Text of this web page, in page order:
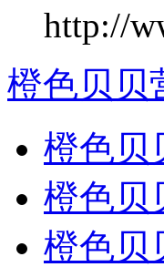
http://
橙色贝贝
橙色贝
橙色贝
橙色贝